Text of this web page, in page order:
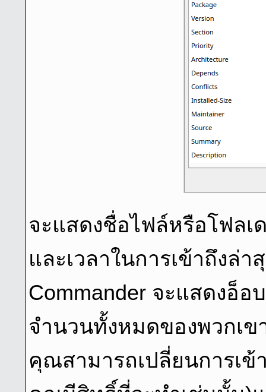
จะแสดงชื่อไฟล์หรือโฟลเ
และเวลาในการเข้าถึงล่
Commander จะแสดงอ็
จํานวนทั้งหมดของพวกเ
คุณสามารถเปลี่ยนการเข้